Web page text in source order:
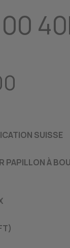
SUISSE
PAPILLON À